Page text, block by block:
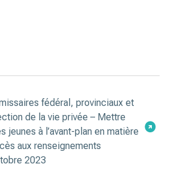
fédéral, provinciaux et
de la vie privée – Mettre
jeunes à l’avant-plan en matière
aux renseignements
2023